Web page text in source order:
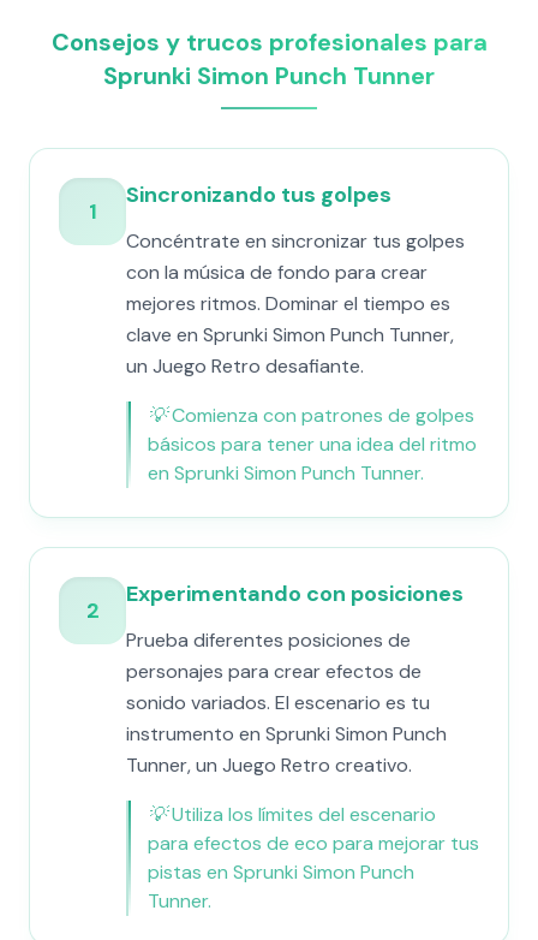
Consejos y trucos profesionales para
Sprunki Simon Punch Tunner
1
Sincronizando tus golpes
Concéntrate en sincronizar tus golpes
con la música de fondo para crear
mejores ritmos. Dominar el tiempo es
clave en Sprunki Simon Punch Tunner,
un Juego Retro desafiante.
💡Comienza con patrones de golpes
básicos para tener una idea del ritmo
en Sprunki Simon Punch Tunner.
2
Experimentando con posiciones
Prueba diferentes posiciones de
personajes para crear efectos de
sonido variados. El escenario es tu
instrumento en Sprunki Simon Punch
Tunner, un Juego Retro creativo.
💡Utiliza los límites del escenario
para efectos de eco para mejorar tus
pistas en Sprunki Simon Punch
Tunner.